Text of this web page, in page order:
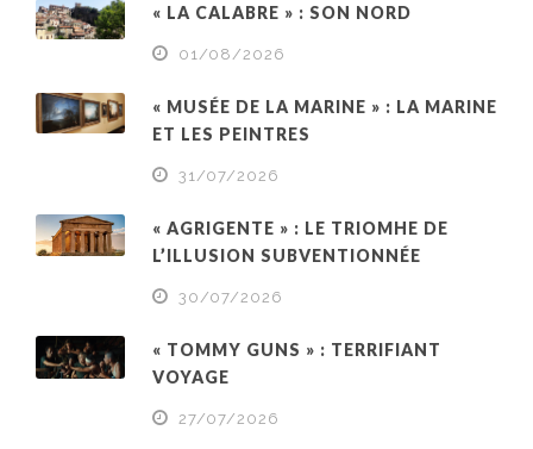
« LA CALABRE » : SON NORD
01/08/2026
« MUSÉE DE LA MARINE » : LA MARINE
ET LES PEINTRES
31/07/2026
« AGRIGENTE » : LE TRIOMHE DE
L’ILLUSION SUBVENTIONNÉE
30/07/2026
« TOMMY GUNS » : TERRIFIANT
VOYAGE
27/07/2026